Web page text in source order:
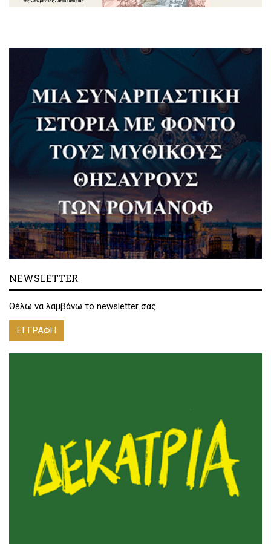
NEWSLETTER
Θέλω να λαμβάνω το newsletter σας
ΕΓΓΡΑΦΗ